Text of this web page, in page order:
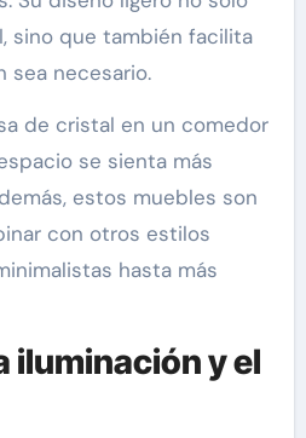
sino que también facilita
sea necesario.
de cristal en un comedor
se sienta más
estos muebles son
con otros estilos
hasta más
iluminación y el